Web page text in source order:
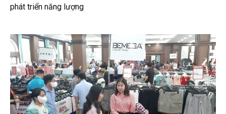
phát triển năng lượng